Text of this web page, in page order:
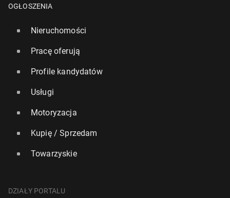
OGŁOSZENIA
Nieruchomości
Pracę oferują
Profile kandydatów
Usługi
Motoryzacja
Kupię / Sprzedam
Towarzyskie
DZIAŁY PORTALU